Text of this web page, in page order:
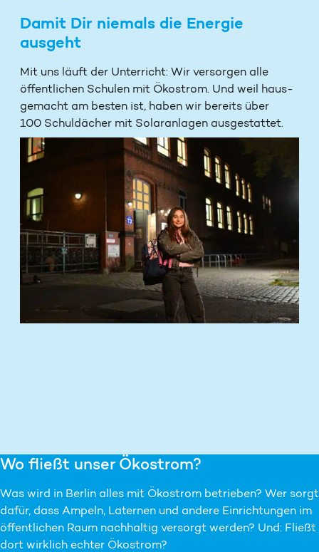
Damit Dir niemals die Energie
ausgeht
Mit uns läuft der Unterricht: Wir versorgen alle
öffentlichen Schulen mit Ökostrom. Und weil haus­
gemacht am besten ist, haben wir bereits über
100 Schul­dächer mit Solar­anlagen aus­gestattet.
Wo fließt unser Ökostrom?
Was wird in Berlin alles mit Ökostrom betrieben? Wer sorgt
dafür, dass Ampeln, Laternen und andere Einrichtungen im
öffentlichen Raum nachhaltig versorgt werden? Und: Fließt
dort wirklich echter Ökostrom?